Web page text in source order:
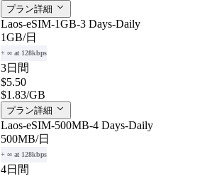
プラン詳細
Laos-eSIM-1GB-3 Days-Daily
1GB/日
+ ∞ at 128kbps
3日間
$5.50
$1.83/GB
プラン詳細
Laos-eSIM-500MB-4 Days-Daily
500MB/日
+ ∞ at 128kbps
4日間